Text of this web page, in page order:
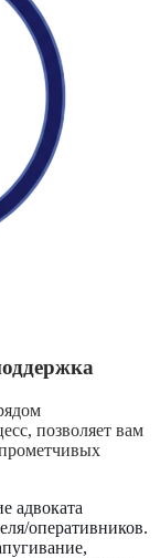
позволяет вам
адвоката
оперативников.